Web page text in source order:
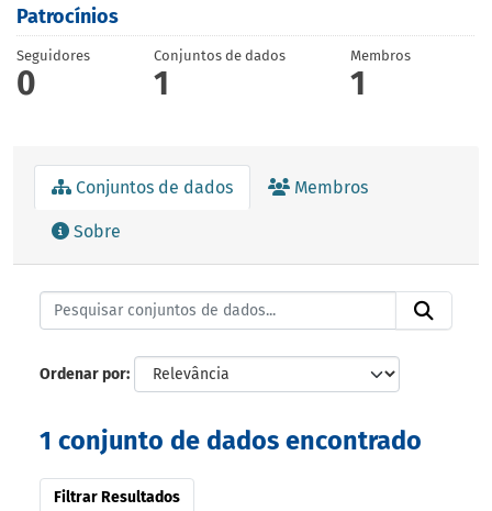
Patrocínios
Seguidores
0
Conjuntos de dados
1
Membros
1
Conjuntos de dados Membros
Sobre
Ordenar por
1 conjunto de dados encontrado
Filtrar Resultados